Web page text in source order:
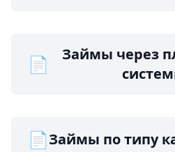
📄
Займы через
📄Займы по типу